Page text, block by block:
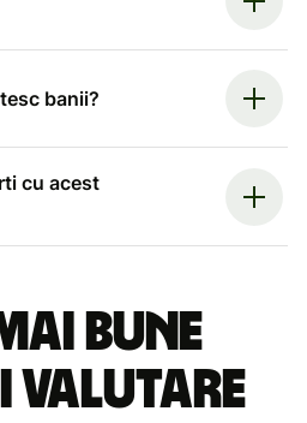
banii?
cu acest
bune
valutare